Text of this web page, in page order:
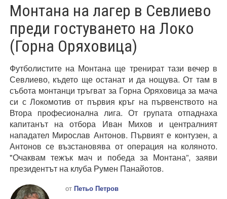
Монтана на лагер в Севлиево
преди гостуването на Локо
(Горна Оряховица)
Футболистите на Монтана ще тренират тази вечер в
Севлиево, където ще останат и да нощува. От там в
събота монтанци тръгват за Горна Оряховица за мача
си с Локомотив от първия кръг на първенството на
Втора професионална лига. От групата отпаднаха
капитанът на отбора Иван Михов и централният
нападател Мирослав Антонов. Първият е контузен, а
Антонов се възстановява от операция на коляното.
"Очаквам тежък мач и победа за Монтана”, заяви
президентът на клуба Румен Панайотов.
от Петьо Петров